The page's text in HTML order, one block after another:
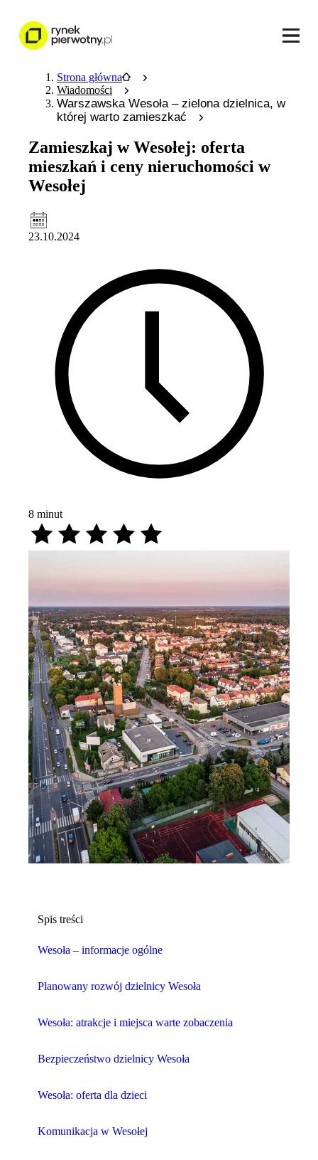
Strona główna
Wiadomości
Warszawska Wesoła – zielona dzielnica, w
której warto zamieszkać
Zamieszkaj w Wesołej: oferta
mieszkań i ceny nieruchomości w
Wesołej
23.10.2024
8 minut
Spis treści
Wesoła – informacje ogólne
Planowany rozwój dzielnicy Wesoła
Wesoła: atrakcje i miejsca warte zobaczenia
Bezpieczeństwo dzielnicy Wesoła
Wesoła: oferta dla dzieci
Komunikacja w Wesołej